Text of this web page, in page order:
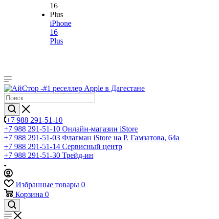
iPhone
16
Plus
+7 988 291-51-10
+7 988 291-51-10 Онлайн-магазин iStore
+7 988 291-51-03 Флагман iStore на Р. Гамзатова, 64а
+7 988 291-51-14 Сервисный центр
+7 988 291-51-30 Трейд-ин
Избранные товары 0
Корзина 0